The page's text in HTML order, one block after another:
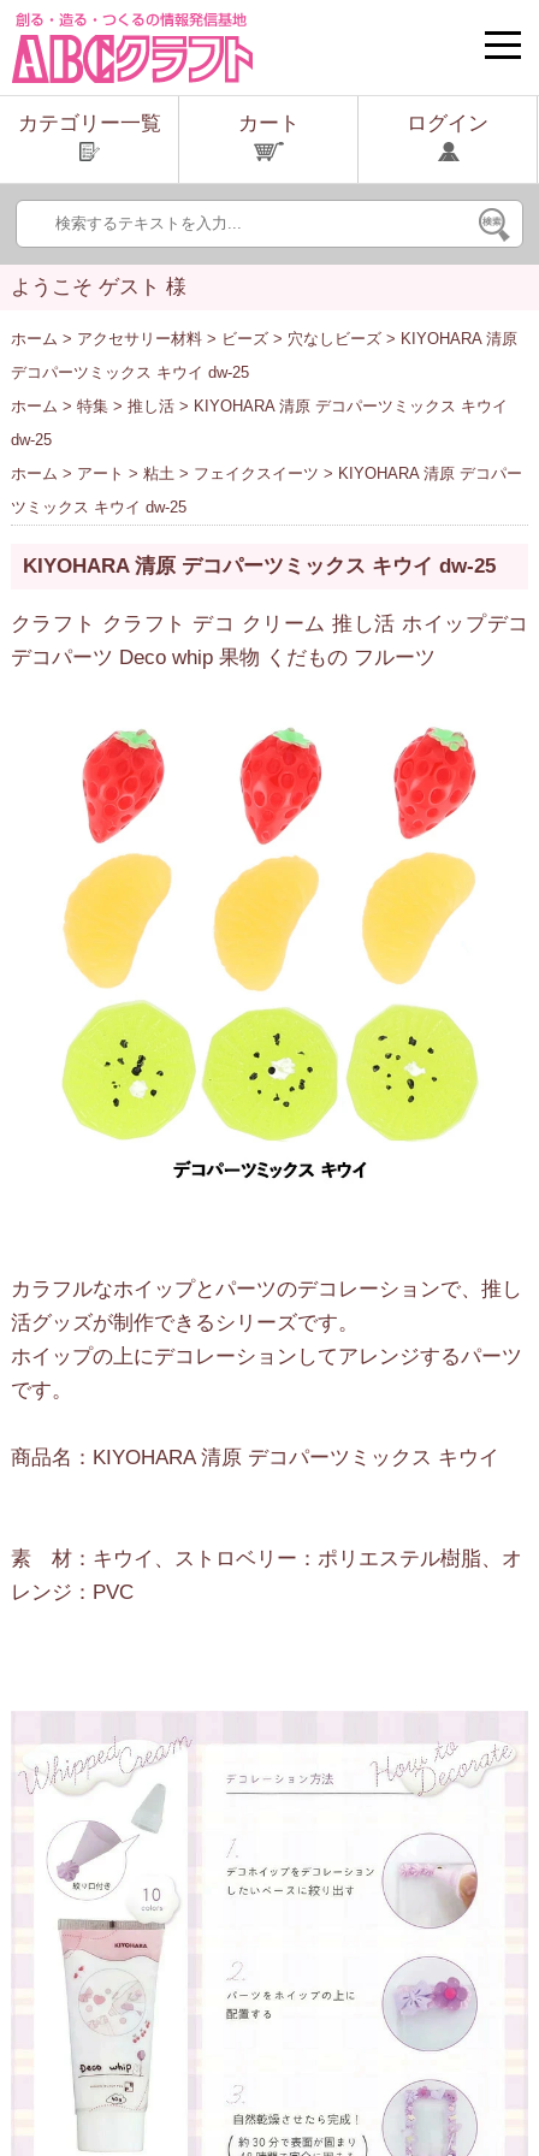
toggle
カテゴリー一覧
カート ログイン
ようこそ ゲスト 様
ホーム > アクセサリー材料> ビーズ> 穴なしビーズ> KIYOHARA 清原
デコパーツミックス キウイ dw-25
ホーム > 特集> 推し活> KIYOHARA 清原 デコパーツミックス キウイ
dw-25
ホーム > アート > 粘土 > フェイクスイーツ > KIYOHARA 清原 デコパー
ツミックス キウイ dw-25
KIYOHARA 清原 デコパーツミックス キウイ dw-25
クラフト クラフト デコ クリーム 推し活 ホイップデコ
デコパーツ Deco whip 果物 くだもの フルーツ
カラフルなホイップとパーツのデコレーションで、推し
活グッズが制作できるシリーズです。
ホイップの上にデコレーションしてアレンジするパーツ
です。
商品名：KIYOHARA 清原 デコパーツミックス キウイ
素 材：キウイ、ストロベリー：ポリエステル樹脂、オ
レンジ：PVC